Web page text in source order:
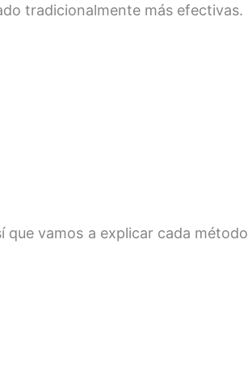
tradicionalmente más efectivas.
que vamos a explicar cada método